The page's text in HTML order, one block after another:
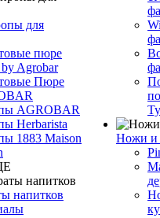
для
пюре
Agrobar
Пюре
AGROBAR
Herbarista
1883 Maison
напитков
Ножи и